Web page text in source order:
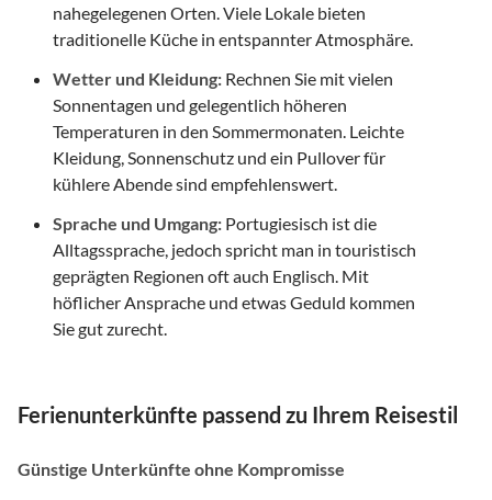
nahegelegenen Orten. Viele Lokale bieten
traditionelle Küche in entspannter Atmosphäre.
Wetter und Kleidung: Rechnen Sie mit vielen
Sonnentagen und gelegentlich höheren
Temperaturen in den Sommermonaten. Leichte
Kleidung, Sonnenschutz und ein Pullover für
kühlere Abende sind empfehlenswert.
Sprache und Umgang: Portugiesisch ist die
Alltagssprache, jedoch spricht man in touristisch
geprägten Regionen oft auch Englisch. Mit
höflicher Ansprache und etwas Geduld kommen
Sie gut zurecht.
Ferienunterkünfte passend zu Ihrem Reisestil
Günstige Unterkünfte ohne Kompromisse